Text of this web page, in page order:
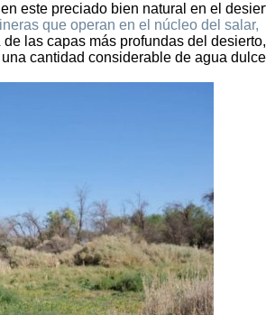
este preciado bien natural en el
que operan en el núcleo del salar,
de las capas más profundas del
cantidad considerable de agua